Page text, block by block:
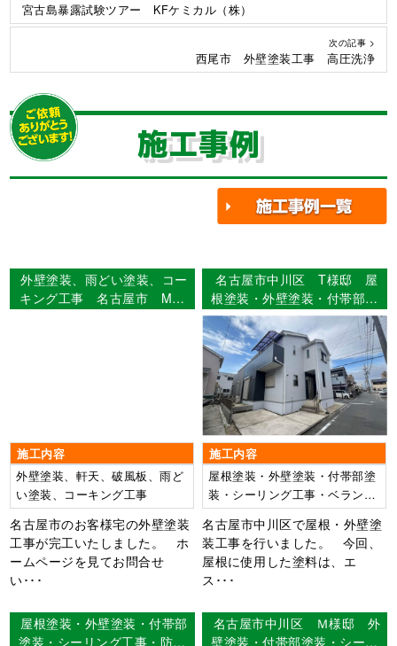
宮古島暴露試験ツアー KFケミカル（株）
次の記事 >
西尾市 外壁塗装工事 高圧洗浄
施工事例
外壁塗装、雨どい塗装、コー
キング工事 名古屋市 M様
施工内容
外壁塗装、軒天、破風板、雨ど
い塗装、コーキング工事
名古屋市のお客様宅の外壁塗装
工事が完工いたしました。 ホ
ームページを見てお問合せ
い･･･
名古屋市中川区 T様邸 屋
根塗装・外壁塗装・付帯部塗
装・シーリング工事・ベラン
ダ防水工事 【使用塗料】屋
根：水性ヤネフレッシュSi
外壁：ウルトラSi
施工内容
屋根塗装・外壁塗装・付帯部塗
装・シーリング工事・ベランダ
防水工事
名古屋市中川区で屋根・外壁塗
装工事を行いました。 今回、
屋根に使用した塗料は、エ
ス･･･
屋根塗装・外壁塗装・付帯部
塗装・シーリング工事・防水
名古屋市中川区 Ｍ様邸 外
壁塗装・付帯部塗装・シーリ